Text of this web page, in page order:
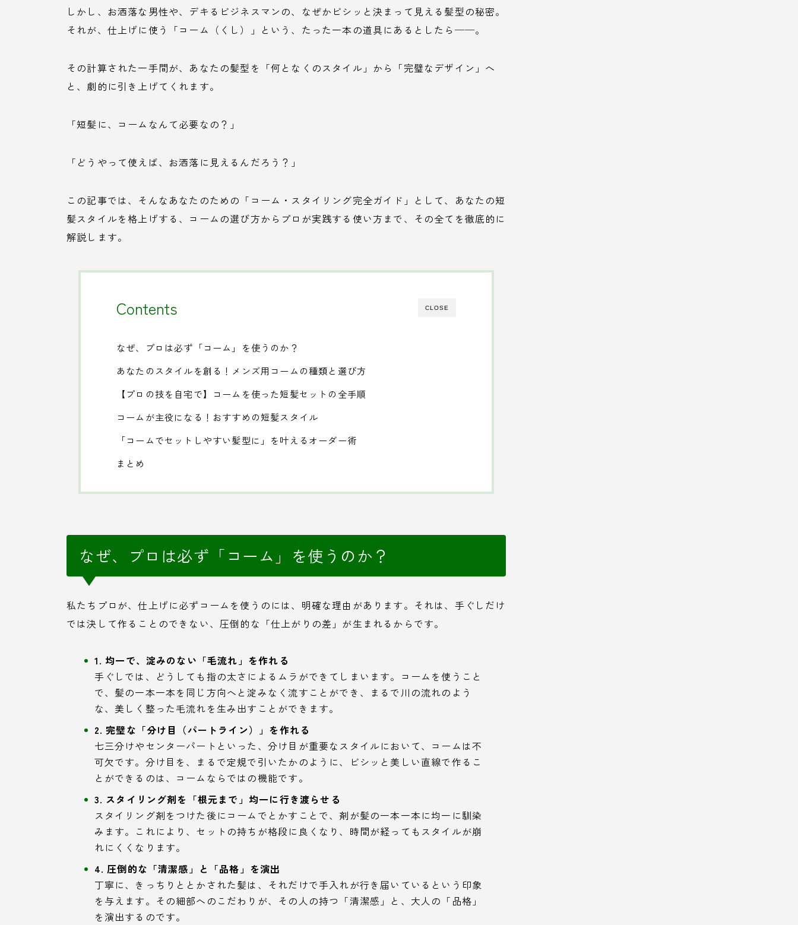
しかし、お洒落な男性や、デキるビジネスマンの、なぜかビシッと決まって見える髪型の秘密。
それが、仕上げに使う「コーム（くし）」という、たった一本の道具にあるとしたら──。
その計算された一手間が、あなたの髪型を「何となくのスタイル」から「完璧なデザイン」へ
と、劇的に引き上げてくれます。
「短髪に、コームなんて必要なの？」
「どうやって使えば、お洒落に見えるんだろう？」
この記事では、そんなあなたのための「コーム・スタイリング完全ガイド」として、あなたの短
髪スタイルを格上げする、コームの選び方からプロが実践する使い方まで、その全てを徹底的に
解説します。
CLOSE
Contents
なぜ、プロは必ず「コーム」を使うのか？
あなたのスタイルを創る！メンズ用コームの種類と選び方
【プロの技を自宅で】コームを使った短髪セットの全手順
コームが主役になる！おすすめの短髪スタイル
「コームでセットしやすい髪型に」を叶えるオーダー術
まとめ
なぜ、プロは必ず「コーム」を使うのか？
私たちプロが、仕上げに必ずコームを使うのには、明確な理由があります。それは、手ぐしだけ
では決して作ることのできない、圧倒的な「仕上がりの差」が生まれるからです。
1. 均一で、淀みのない「毛流れ」を作れる
手ぐしでは、どうしても指の太さによるムラができてしまいます。コームを使うこと
で、髪の一本一本を同じ方向へと淀みなく流すことができ、まるで川の流れのよう
な、美しく整った毛流れを生み出すことができます。
2. 完璧な「分け目（パートライン）」を作れる
七三分けやセンターパートといった、分け目が重要なスタイルにおいて、コームは不
可欠です。分け目を、まるで定規で引いたかのように、ビシッと美しい直線で作るこ
とができるのは、コームならではの機能です。
3. スタイリング剤を「根元まで」均一に行き渡らせる
スタイリング剤をつけた後にコームでとかすことで、剤が髪の一本一本に均一に馴染
みます。これにより、セットの持ちが格段に良くなり、時間が経ってもスタイルが崩
れにくくなります。
4. 圧倒的な「清潔感」と「品格」を演出
丁寧に、きっちりととかされた髪は、それだけで手入れが行き届いているという印象
を与えます。その細部へのこだわりが、その人の持つ「清潔感」と、大人の「品格」
を演出するのです。